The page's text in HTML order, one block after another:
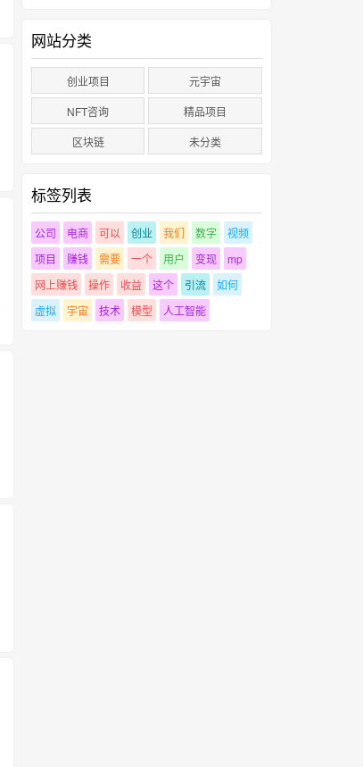
网站分类
创业项目
元宇宙
NFT咨询
精品项目
区块链
未分类
标签列表
公司 电商 可以 创业 我们 数字
视频
项目
赚钱 需要 一个 用户 变现
mp
网上赚钱
操作 收益 这个 引流
如何
虚拟
宇宙 技术 模型 人工智能